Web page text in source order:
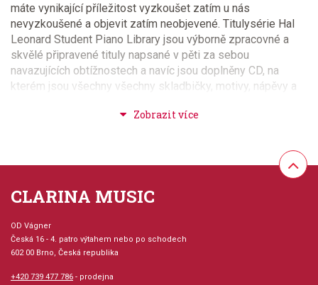
máte vynikající příležitost vyzkoušet zatím u nás
nevyzkoušené a objevit zatím neobjevené. Titulysérie Hal
Leonard Student Piano Library jsou výborně zpracovné a
skvělé připravené tituly napsané v pěti za sebou
navazujících obtížnostech a navíc jsou doplněny CD, na
kterém jsou všechny všechny skladbičky, motivy, nápěvy a
zahrát s nahrávkou na přiloženém CD. Většina skladeb je
například Lesson (lekce), Technique (technika),
Solos (přednesové skladby a skladbičky) a případně další
přednesové sešity v dané obtížnosti..Všechny sešity jsou
doplňovaček, hádanek a kvízů. Chcete-li Vaše žáky učit
příjemnou a zábavnou formou, pak Vám v tom bude tato
série velmi zdatně pomáhat!!! Výborné, výborné, výborné !!!
CLARINA MUSIC
OD Vágner
Česká 16 - 4. patro výtahem nebo po schodech
602 00 Brno, Česká republika
+420 739 477 786 - prodejna